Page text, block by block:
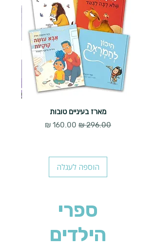
מארז בעיניים טובות
מחיר רגיל
מחיר מבצע
הוספה לעגלה
ספרי
הילדים